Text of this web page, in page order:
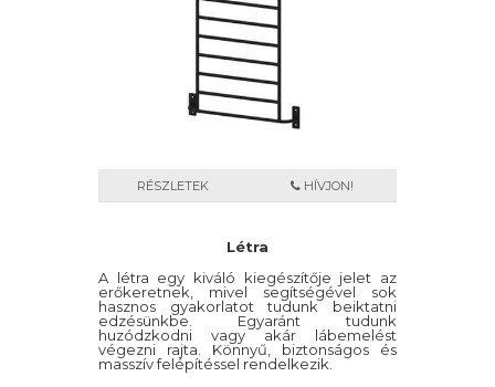
RÉSZLETEK HÍVJON!
Létra
A létra egy kiváló kiegészítője jelet az
erőkeretnek, mivel segítségével sok
hasznos gyakorlatot tudunk beiktatni
edzésünkbe. Egyaránt tudunk
huzódzkodni vagy akár lábemelést
végezni rajta. Könnyű, biztonságos és
masszív felépítéssel rendelkezik.